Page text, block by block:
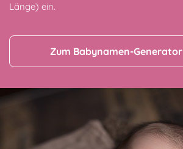
Länge) ein.
Zum Babynamen-Generator